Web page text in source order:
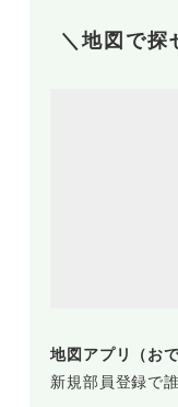
＼地図で探
地図アプリ（お
新規部員登録で